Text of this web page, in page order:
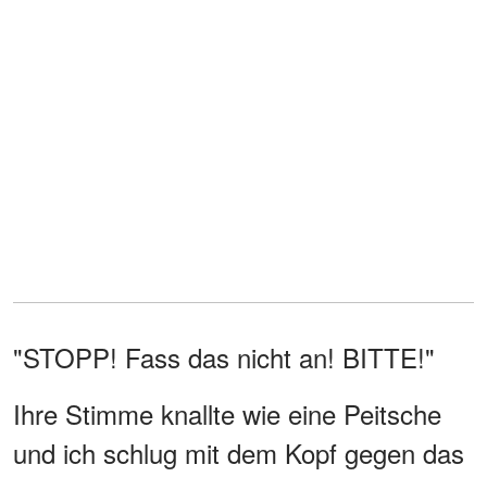
"STOPP! Fass das nicht an! BITTE!"
Ihre Stimme knallte wie eine Peitsche
und ich schlug mit dem Kopf gegen das